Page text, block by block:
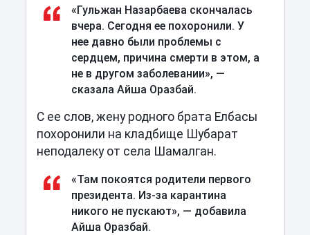
«Гульжан Назарбаева скончалась
вчера. Сегодня ее похоронили. У
нее давно были проблемы с
сердцем, причина смерти в этом, а
не в другом заболевании», —
сказала Айша Оразбай.
С ее слов, жену родного брата Елбасы
похоронили на кладбище Шубарат
неподалеку от села Шамалган.
«Там покоятся родители первого
президента. Из-за карантина
никого не пускают», — добавила
Айша Оразбай.